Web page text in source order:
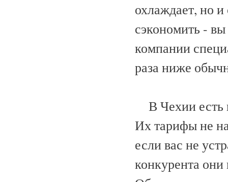
охлаждает, но
сэкономить -
компании
раза ниже
В Чехии есть
Их тарифы не
если вас не
конкурента